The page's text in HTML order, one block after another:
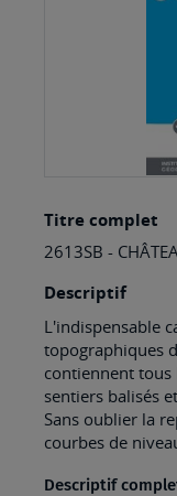
to
the
beginning
of
the
images
gallery
Titre complet
2613SB -
Descriptif
L'indispensable
topographiques
contiennent tous
sentiers balisés
Sans oublier la
courbes de
Descriptif